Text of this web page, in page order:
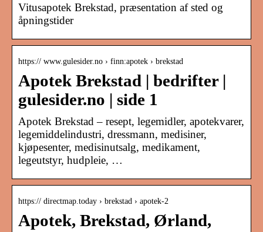
Vitusapotek Brekstad, præsentation af sted og
åpningstider
https:// www.gulesider.no › finn:apotek › brekstad
Apotek Brekstad | bedrifter |
gulesider.no | side 1
Apotek Brekstad – resept, legemidler, apotekvarer,
legemiddelindustri, dressmann, medisiner,
kjøpesenter, medisinutsalg, medikament,
legeutstyr, hudpleie, …
https:// directmap.today › brekstad › apotek-2
Apotek, Brekstad, Ørland,